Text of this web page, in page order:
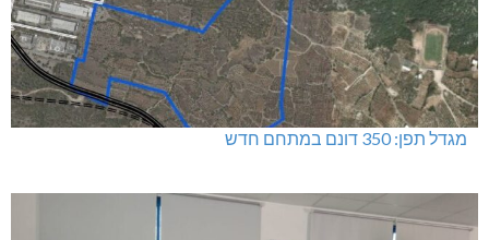
מגדל תפן: 350 דונם במתחם חדש